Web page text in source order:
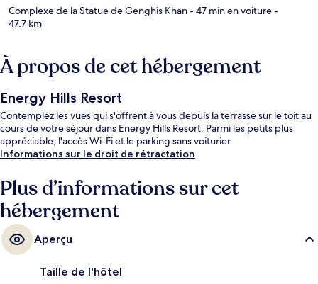
Complexe de la Statue de Genghis Khan- 47 min en voiture-
47.7 km
À propos de cet hébergement
Energy Hills Resort
Contemplez les vues qui s'offrent à vous depuis la terrasse sur le toit au
cours de votre séjour dans Energy Hills Resort. Parmi les petits plus
appréciable, l'accès Wi-Fi et le parking sans voiturier.
Informations sur le droit de rétractation
Plus d’informations sur cet
hébergement
Aperçu
Taille de l'hôtel